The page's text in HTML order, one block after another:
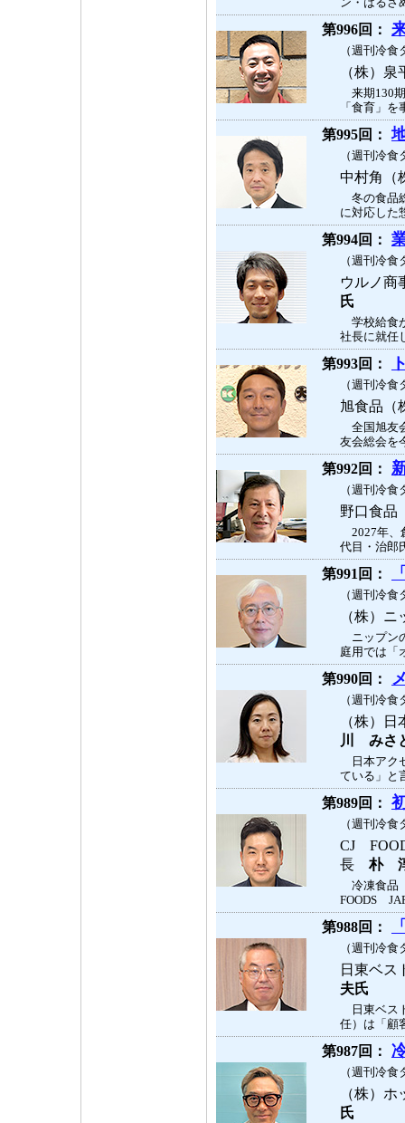
第996回：
（週刊冷
（株）
来期130
「食育」
第995回：
（週刊冷
中村角
冬の食品
に対応した
第994回：
（週刊冷
ウルノ
氏
学校給食
社長に就任
第993回：
（週刊冷
旭食品
全国旭友
友会総会を
第992回：
（週刊冷
野口食
2027年、
代目・治郎
第991回：
（週刊冷
（株）
ニップン
庭用では「
第990回：
（週刊冷
（株）
川 みさ
日本アク
ている」と
第989回：
（週刊冷
CJ
長朴
冷凍食品
FOODS
第988回：
（週刊冷
日東ベ
夫氏
日東ベス
任）は「顧
第987回：
（週刊冷
（株）
氏